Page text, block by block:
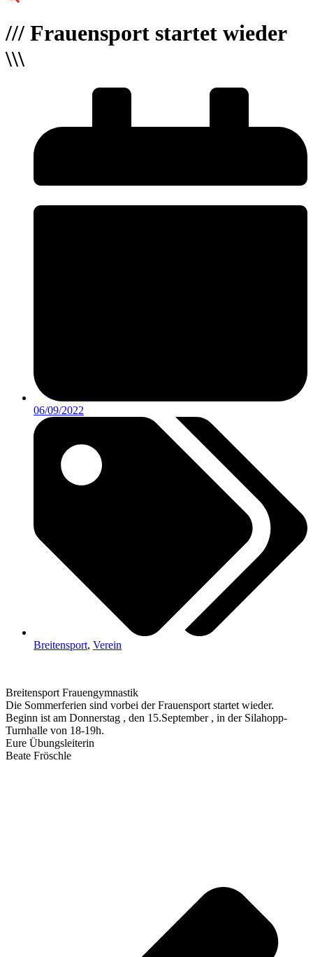
/// Frauensport startet wieder
\\\
06/09/2022
Breitensport, Verein
Breitensport Frauengymnastik
Die Sommerferien sind vorbei der Frauensport startet wieder.
Beginn ist am Donnerstag , den 15.September , in der Silahopp-
Turnhalle von 18-19h.
Eure Übungsleiterin
Beate Fröschle